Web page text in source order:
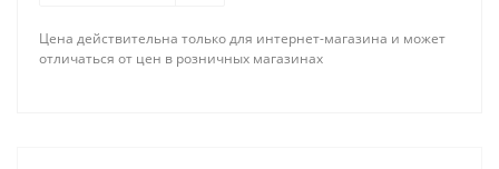
Цена действительна только для интернет-магазина и может
отличаться от цен в розничных магазинах